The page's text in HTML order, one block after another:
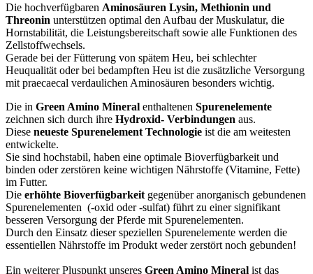
Die hochverfügbaren Aminosäuren Lysin, Methionin und
Threonin unterstützen optimal den Aufbau der Muskulatur, die
Hornstabilität, die Leistungsbereitschaft sowie alle Funktionen des
Zellstoffwechsels.
Gerade bei der Fütterung von spätem Heu, bei schlechter
Heuqualität oder bei bedampften Heu ist die zusätzliche Versorgung
mit praecaecal verdaulichen Aminosäuren besonders wichtig.
Die in Green Amino Mineral enthaltenen Spurenelemente
zeichnen sich durch ihre Hydroxid- Verbindungen aus.
Diese neueste Spurenelement Technologie ist die am weitesten
entwickelte.
Sie sind hochstabil, haben eine optimale Bioverfügbarkeit und
binden oder zerstören keine wichtigen Nährstoffe (Vitamine, Fette)
im Futter.
Die erhöhte Bioverfügbarkeit gegenüber anorganisch gebundenen
Spurenelementen (-oxid oder -sulfat) führt zu einer signifikant
besseren Versorgung der Pferde mit Spurenelementen.
Durch den Einsatz dieser speziellen Spurenelemente werden die
essentiellen Nährstoffe im Produkt weder zerstört noch gebunden!
Ein weiterer Pluspunkt unseres Green Amino Mineral ist das